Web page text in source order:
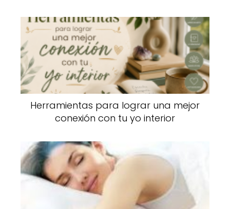
Herramientas para lograr una mejor
conexión con tu yo interior